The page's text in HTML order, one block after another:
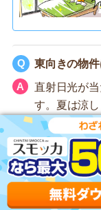
東向きの物
直射日光が
す。夏は涼
です。
東向きマン
カビは発生
が当たりづ